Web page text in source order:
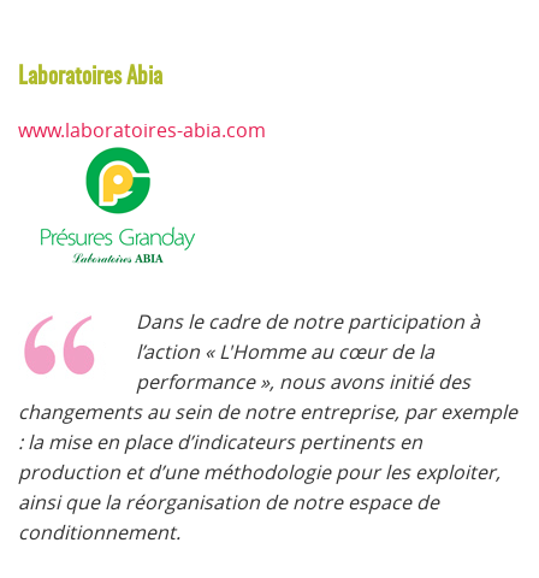
Laboratoires Abia
www.laboratoires-abia.com
Dans le cadre de notre participation à
l’action « L'Homme au cœur de la
performance », nous avons initié des
changements au sein de notre entreprise, par exemple
: la mise en place d’indicateurs pertinents en
production et d’une méthodologie pour les exploiter,
ainsi que la réorganisation de notre espace de
conditionnement.